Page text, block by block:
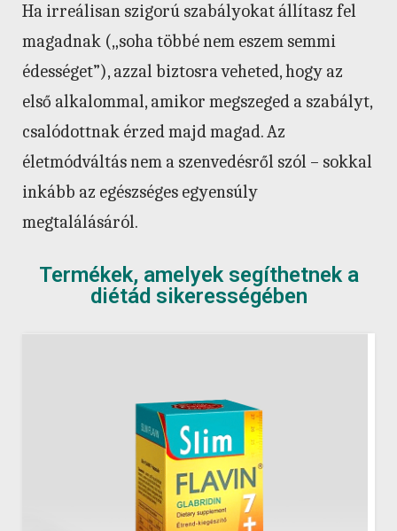
Ha irreálisan szigorú szabályokat állítasz fel
magadnak („soha többé nem eszem semmi
édességet”), azzal biztosra veheted, hogy az
első alkalommal, amikor megszeged a szabályt,
csalódottnak érzed majd magad. Az
életmódváltás nem a szenvedésről szól – sokkal
inkább az egészséges egyensúly
megtalálásáról.
Termékek, amelyek segíthetnek a
diétád sikerességében